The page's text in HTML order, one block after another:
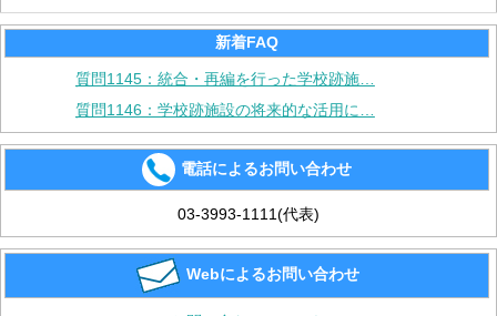
新着FAQ
質問1145：統合・再編を行った学校跡施…
質問1146：学校跡施設の将来的な活用に…
電話によるお問い合わせ
03-3993-1111(代表)
Webによるお問い合わせ